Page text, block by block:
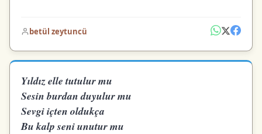
betül zeytuncü
Yıldız elle tutulur mu
Sesin burdan duyulur mu
Sevgi içten oldukça
Bu kalp seni unutur mu